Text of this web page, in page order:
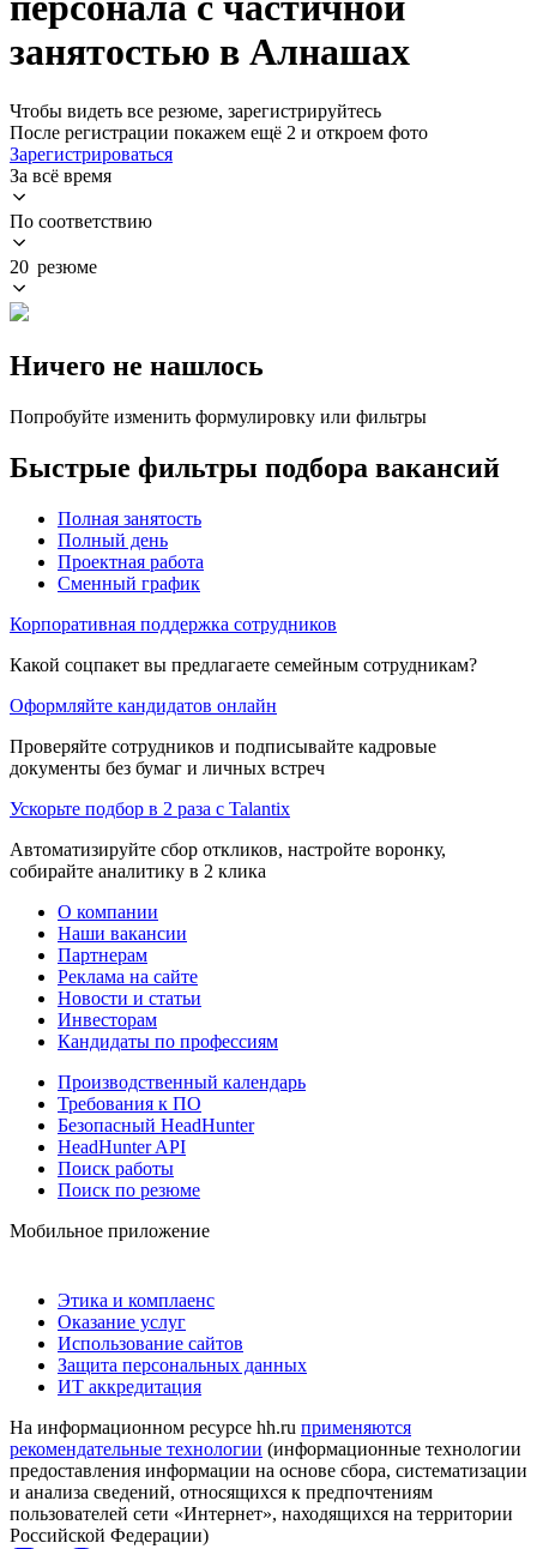
занятостью в Алнашах
Чтобы видеть все резюме, зарегистрируйтесь
После регистрации покажем ещё 2 и откроем фото
Зарегистрироваться
За всё время
По соответствию
20 резюме
Ничего не нашлось
Попробуйте изменить формулировку или фильтры
Быстрые фильтры подбора вакансий
Полная занятость
Полный день
Проектная работа
Сменный график
Корпоративная поддержка сотрудников
Какой соцпакет вы предлагаете семейным сотрудникам?
Оформляйте кандидатов онлайн
Проверяйте сотрудников и подписывайте кадровые
документы без бумаг и личных встреч
Ускорьте подбор в 2 раза с Talantix
Автоматизируйте сбор откликов, настройте воронку,
собирайте аналитику в 2 клика
О компании
Наши вакансии
Партнерам
Реклама на сайте
Новости и статьи
Инвесторам
Кандидаты по профессиям
Производственный календарь
Требования к ПО
Безопасный HeadHunter
HeadHunter API
Поиск работы
Поиск по резюме
Мобильное приложение
Этика и комплаенс
Оказание услуг
Использование сайтов
Защита персональных данных
ИТ аккредитация
На информационном ресурсе hh.ru применяются
рекомендательные технологии (информационные технологии
предоставления информации на основе сбора, систематизации
и анализа сведений, относящихся к предпочтениям
пользователей сети «Интернет», находящихся на территории
Российской Федерации)